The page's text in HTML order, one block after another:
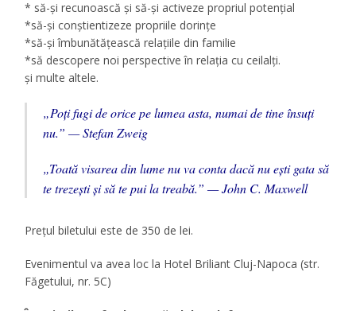
* să-și recunoască şi să-și activeze propriul potenţial
*să-și conștientizeze propriile dorințe
*să-și îmbunătățească relațiile din familie
*să descopere noi perspective în relația cu ceilalți.
și multe altele.
„Poți fugi de orice pe lumea asta, numai de tine însuți
nu.” — Stefan Zweig
„Toată visarea din lume nu va conta dacă nu eşti gata să
te trezești şi să te pui la treabă.” — John C. Maxwell
Prețul biletului este de 350 de lei.
Evenimentul va avea loc la Hotel Briliant Cluj-Napoca (str.
Făgetului, nr. 5C)